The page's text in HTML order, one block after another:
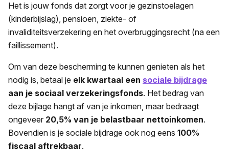
Het is jouw fonds dat zorgt voor je gezinstoelagen
(kinderbijslag), pensioen, ziekte- of
invaliditeitsverzekering en het overbruggingsrecht (na een
faillissement).
Om van deze bescherming te kunnen genieten als het
nodig is, betaal je elk kwartaal een sociale bijdrage
aan je sociaal verzekeringsfonds. Het bedrag van
deze bijlage hangt af van je inkomen, maar bedraagt
ongeveer 20,5% van je belastbaar nettoinkomen.
Bovendien is je sociale bijdrage ook nog eens 100%
fiscaal aftrekbaar.